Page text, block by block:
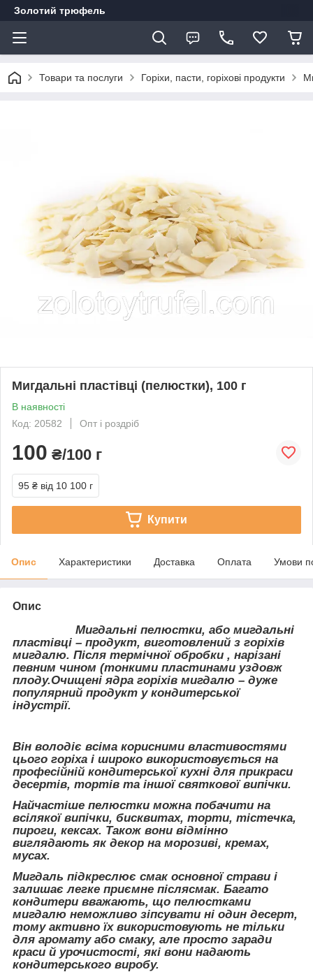
Золотий трюфель
Товари та послуги Горіхи, пасти, горіхові продукти
Мигдальні пластівці (пелюстки), 100 г
В наявності
Код: 20582
Опт і роздріб
100 ₴/100 г
95 ₴ від 10 100 г
Купити
Опис Характеристики Доставка Оплата Умови
Опис
Мигдальні пелюстки, або мигдальні
пластівці – продукт, виготовлений з горіхів
мигдалю. Після термічної обробки , нарізані
певним чином (тонкими пластинами уздовж
плоду.Очищені ядра горіхів мигдалю – дуже
популярний продукт у кондитерської
індустрії.
Він володіє всіма корисними властивостями
цього горіха і широко використовується на
професійній кондитерської кухні для прикраси
десертів, тортів та іншої святкової випічки.
Найчастіше пелюстки можна побачити на
всілякої випічки, бисквитах, торти, тістечка,
пироги, кексах. Також вони відмінно
виглядають як декор на морозиві, кремах,
мусах.
Мигдаль підкреслює смак основної страви і
залишає легке приємне післясмак. Багато
кондитери вважають, що пелюстками
мигдалю неможливо зіпсувати ні один десерт,
тому активно їх використовують не тільки
для аромату або смаку, але просто заради
краси й урочистості, які вони надають
кондитерського виробу.